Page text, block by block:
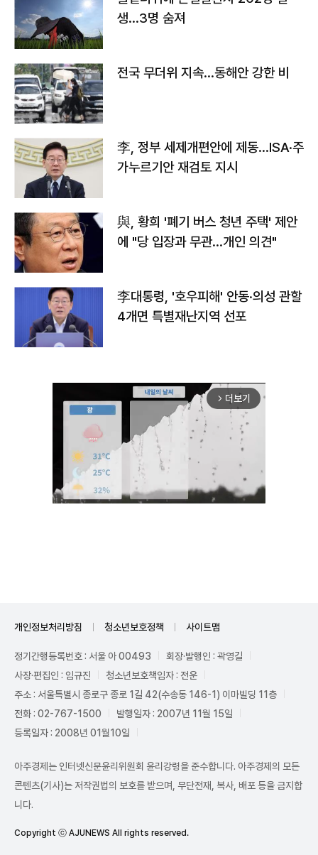
생…3명 숨져
전국 무더위 지속…동해안 강한 비
李, 정부 세제개편안에 제동…ISA·주
가누르기안 재검토 지시
與, 황희 '폐기 버스 청년 주택' 제안
에 "당 입장과 무관…개인 의견"
李대통령, '호우피해' 안동·의성 관할
4개면 특별재난지역 선포
arrow_forward_ios 더보기
개인정보처리방침 청소년보호정책 사이트맵
정기간행등록번호 : 서울 아 00493
회장·발행인 : 곽영길
사장·편집인 : 임규진
청소년보호책임자 : 전운
주소 : 서울특별시 종로구 종로 1길 42(수송동 146-1) 이마빌딩 11층
전화 : 02-767-1500
발행일자 : 2007년 11월 15일
등록일자 : 2008년 01월10일
아주경제는 인터넷신문윤리위원회 윤리강령을 준수합니다. 아주경제의 모든
콘텐츠(기사)는 저작권법의 보호를 받으며, 무단전재, 복사, 배포 등을 금지합
니다.
Copyright ⓒ AJUNEWS All rights reserved.